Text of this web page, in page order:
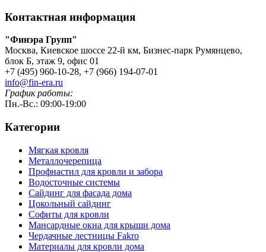
Контактная информация
"Финэра Групп"
Москва, Киевское шоссе 22-й км, Бизнес-парк Румянцево,
блок Б, этаж 9, офис 01
+7 (495) 960-10-28, +7 (966) 194-07-01
info@fin-era.ru
График работы:
Пн.-Вс.: 09:00-19:00
Категории
Мягкая кровля
Металлочерепица
Профнастил для кровли и забора
Водосточные системы
Сайдинг для фасада дома
Цокольный сайдинг
Софиты для кровли
Мансардные окна для крыши дома
Чердачные лестницы Fakro
Материалы для кровли дома